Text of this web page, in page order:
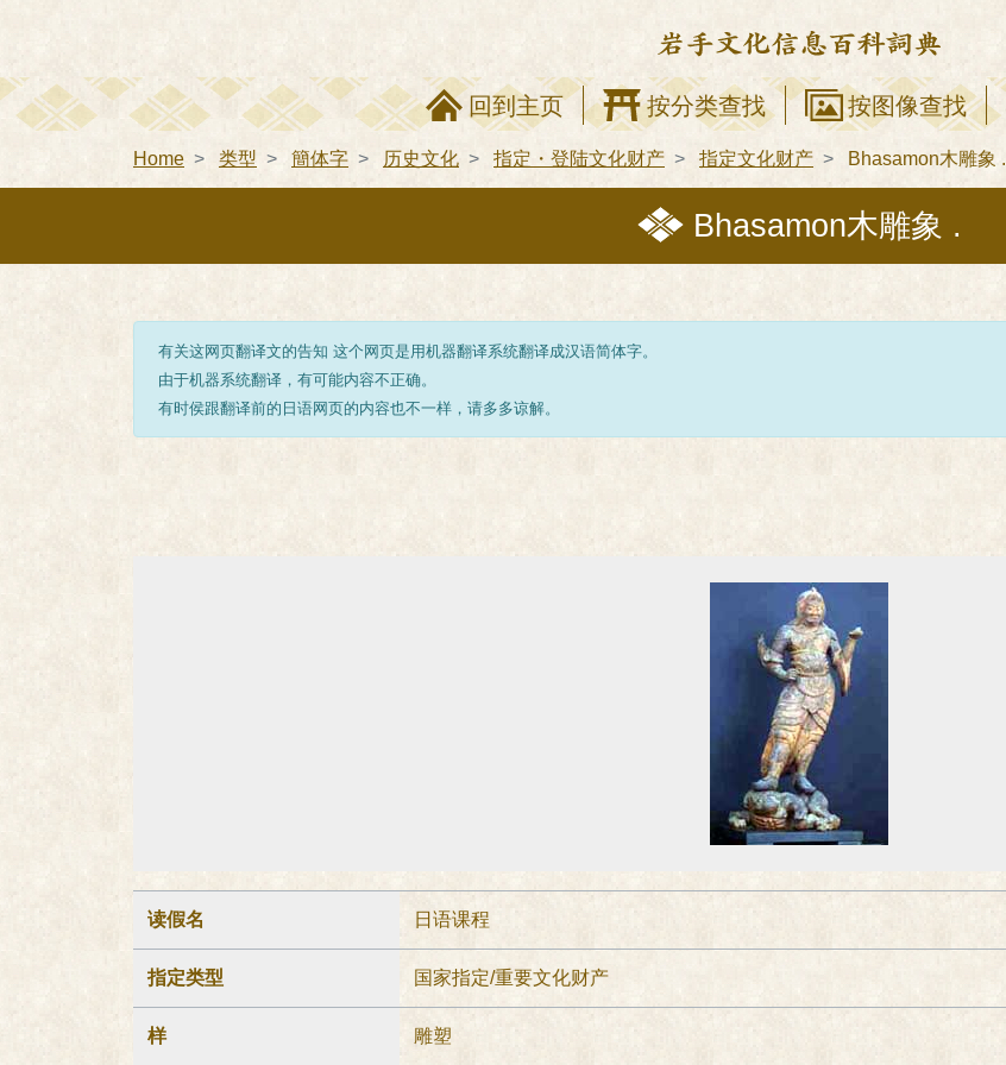
回到主页 按分类查找 按图像查找
Home 类型 簡体字 历史文化 指定・登陆文化财产 指定文化财产 Bhasamon木雕象 .
Bhasamon木雕象 .
有关这网页翻译文的告知 这个网页是用机器翻译系统翻译成汉语简体字。
由于机器系统翻译，有可能内容不正确。
有时侯跟翻译前的日语网页的内容也不一样，请多多谅解。
读假名 日语课程
指定类型 国家指定/重要文化财产
样 雕塑